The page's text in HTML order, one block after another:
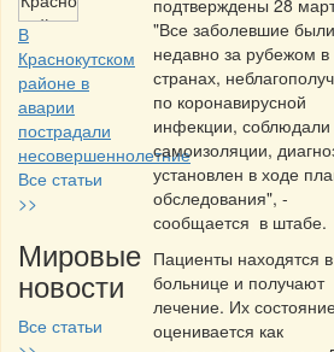
В
Краснокутском
районе в
аварии
пострадали
несовершеннолетние
Все статьи
>>
Мировые
новости
Все статьи
подтверждены 28
"Все заболевшие были
недавно за рубежом в
странах,
по коронавирусной
инфекции,
самоизоляции,
установлен в ходе
обследования", -
сообщается в штабе.
Пациенты находятся в
больнице и получают
лечение. Их
оценивается как